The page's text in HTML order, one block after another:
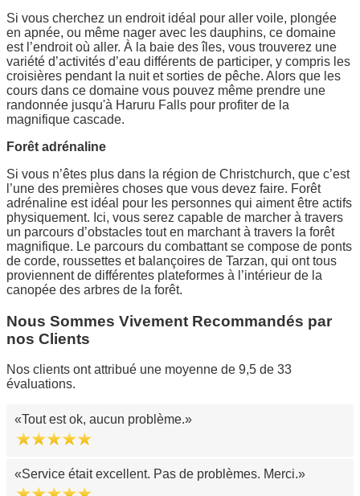
Si vous cherchez un endroit idéal pour aller voile, plongée
en apnée, ou même nager avec les dauphins, ce domaine
est l’endroit où aller. À la baie des îles, vous trouverez une
variété d’activités d’eau différents de participer, y compris les
croisières pendant la nuit et sorties de pêche. Alors que les
cours dans ce domaine vous pouvez même prendre une
randonnée jusqu'à Haruru Falls pour profiter de la
magnifique cascade.
Forêt adrénaline
Si vous n’êtes plus dans la région de Christchurch, que c’est
l’une des premières choses que vous devez faire. Forêt
adrénaline est idéal pour les personnes qui aiment être actifs
physiquement. Ici, vous serez capable de marcher à travers
un parcours d’obstacles tout en marchant à travers la forêt
magnifique. Le parcours du combattant se compose de ponts
de corde, roussettes et balançoires de Tarzan, qui ont tous
proviennent de différentes plateformes à l’intérieur de la
canopée des arbres de la forêt.
Nous Sommes Vivement Recommandés par
nos Clients
Nos clients ont attribué une moyenne de 9,5 de 33
évaluations.
Tout est ok, aucun problème.
Service était excellent. Pas de problèmes. Merci.